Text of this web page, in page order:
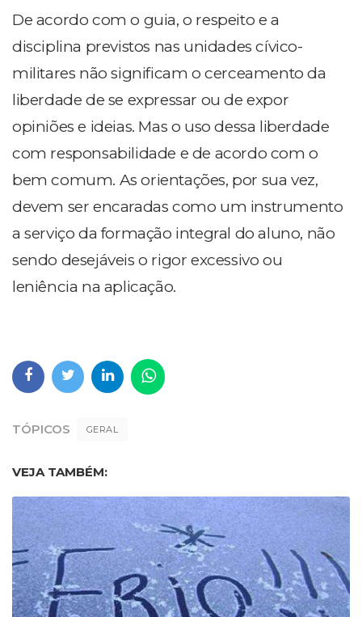
De acordo com o guia, o respeito e a
disciplina previstos nas unidades cívico-
militares não significam o cerceamento da
liberdade de se expressar ou de expor
opiniões e ideias. Mas o uso dessa liberdade
com responsabilidade e de acordo com o
bem comum. As orientações, por sua vez,
devem ser encaradas como um instrumento
a serviço da formação integral do aluno, não
sendo desejáveis o rigor excessivo ou
leniência na aplicação.
TÓPICOS GERAL
VEJA TAMBÉM: